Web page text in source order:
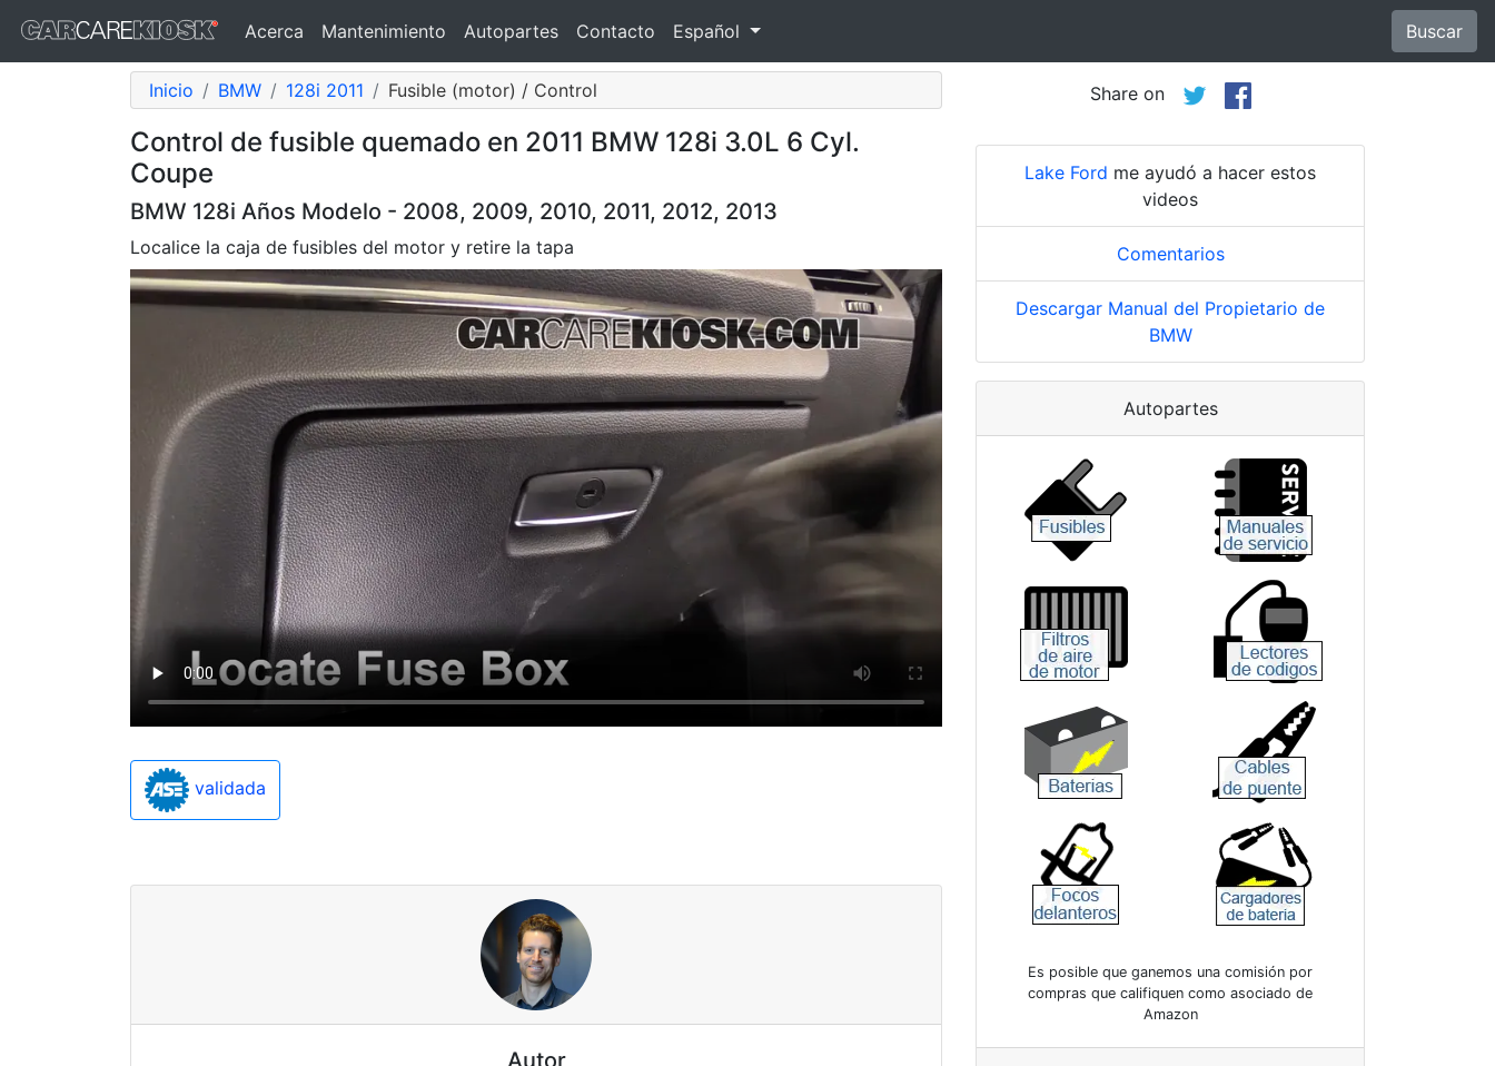
Acerca Mantenimiento Autopartes Contacto Español Buscar
Inicio BMW 128i 2011 Fusible (motor) / Control
Control de fusible quemado en 2011 BMW 128i 3.0L 6 Cyl.
Coupe
BMW 128i Años Modelo - 2008, 2009, 2010, 2011, 2012, 2013
Localice la caja de fusibles del motor y retire la tapa
validada
Autor
Share on
Lake Ford me ayudó a hacer estos
videos
Comentarios
Descargar Manual del Propietario de
BMW
Autopartes
Es posible que ganemos una comisión por
compras que califiquen como asociado de
Amazon